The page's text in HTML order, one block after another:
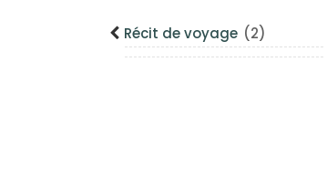
Récit de voyage (2)